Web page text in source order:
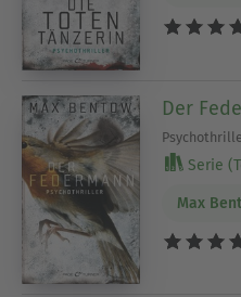
Der
Serie
Max